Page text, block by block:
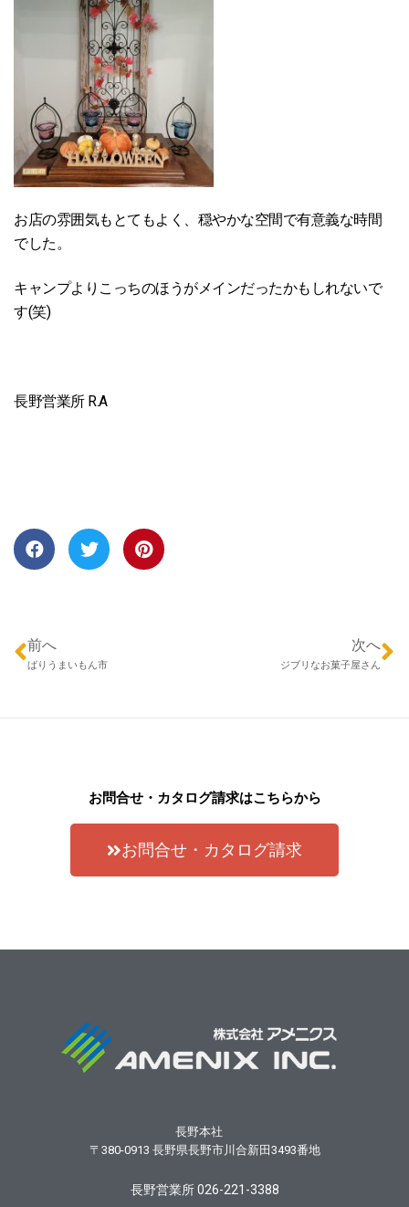
お店の雰囲気もとてもよく、穏やかな空間で有意義な時間
でした。
キャンプよりこっちのほうがメインだったかもしれないで
す(笑)
長野営業所 R.A
前へ
ばりうまいもん市
次へ
ジブリなお菓子屋さん
お問合せ・カタログ請求はこちらから
お問合せ・カタログ請求
長野本社
〒380-0913 長野県長野市川合新田3493番地
長野営業所 026-221-3388